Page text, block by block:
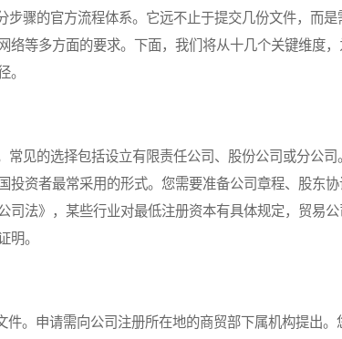
骤的官方流程体系。它远不止于提交几份文件，而是
络等多方面的要求。下面，我们将从十几个关键维度
。
的选择包括设立有限责任公司、股份公司或分公司
投资者最常采用的形式。您需要准备公司章程、股东
司法》，某些行业对最低注册资本有具体规定，贸易
明。
。申请需向公司注册所在地的商贸部下属机构提出。